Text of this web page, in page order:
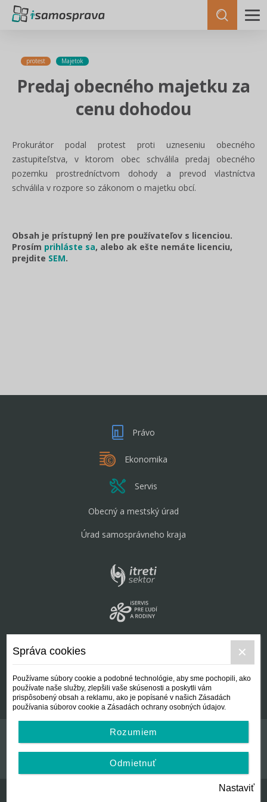
protest Majetok
Predaj obecného majetku za
cenu dohodou
Prokurátor podal protest proti uzneseniu obecného
zastupiteľstva, v ktorom obec schválila predaj obecného
pozemku prostredníctvom dohody a prevod vlastníctva
schválila v rozpore so zákonom o majetku obcí.
Obsah je prístupný len pre používateľov s licenciou.
Prosím prihláste sa, alebo ak ešte nemáte licenciu,
prejdite SEM.
Právo
Ekonomika
Servis
Obecný a mestský úrad
Úrad samosprávneho kraja
Kontakt
Všeobecné podmienky
Správa cookies
Používame súbory cookie a podobné technológie, aby sme pochopili, ako
používate naše služby, zlepšili vaše skúsenosti a poskytli vám
prispôsobený obsah a reklamu, ako je popísané v našich Zásadách
používania súborov cookie a Zásadách ochrany osobných údajov.
Rozumiem
Odmietnuť
Nastaviť